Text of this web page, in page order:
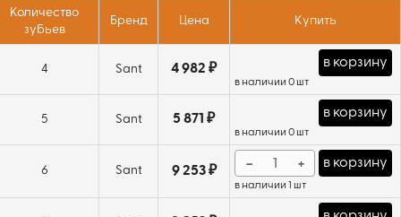
Количество
зубьев
Бренд Цена Купить
4 Sant 4 982 ₽ в корзину
в наличии 0 шт
5 Sant 5 871 ₽ в корзину
в наличии 0 шт
6 Sant 9 253 ₽ − + в корзину
в наличии 1 шт